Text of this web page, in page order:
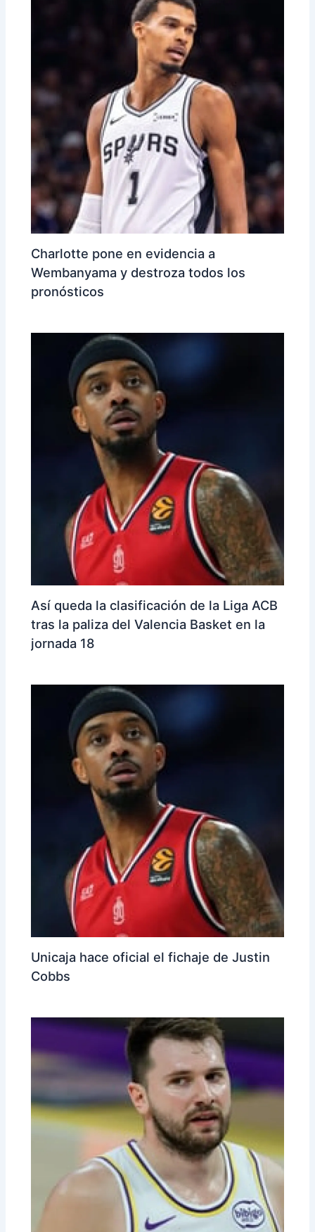
Charlotte pone en evidencia a
Wembanyama y destroza todos los
pronósticos
Así queda la clasificación de la Liga ACB
tras la paliza del Valencia Basket en la
jornada 18
Unicaja hace oficial el fichaje de Justin
Cobbs